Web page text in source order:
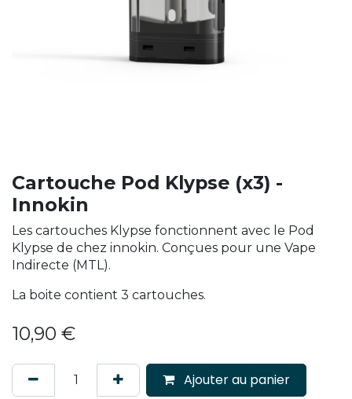
Cartouche Pod Klypse (x3) -
Innokin
Les cartouches Klypse fonctionnent avec le Pod
Klypse de chez innokin. Conçues pour une Vape
Indirecte (MTL).
La boite contient 3 cartouches.
10,90 €
Ajouter au panier